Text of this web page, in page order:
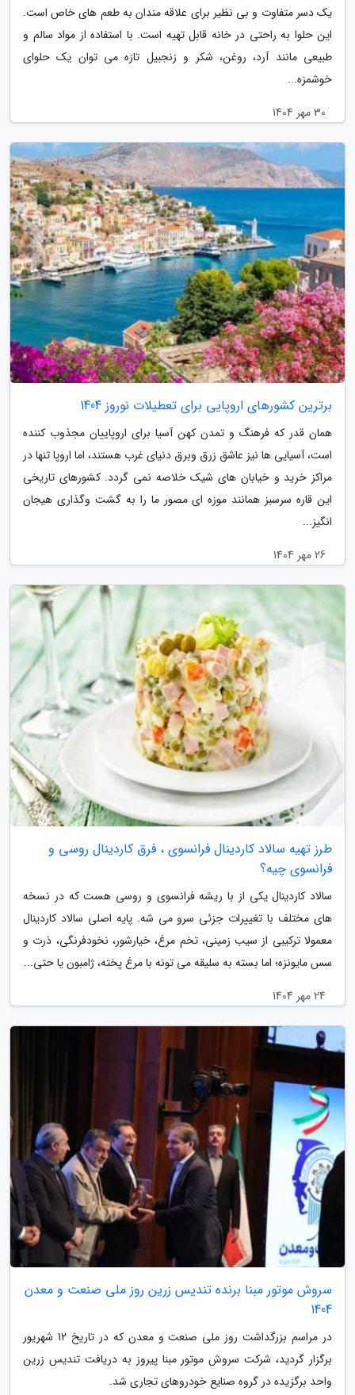
یک دسر متفاوت و بی نظیر برای علاقه مندان به طعم های خاص است.
این حلوا به راحتی در خانه قابل تهیه است. با استفاده از مواد سالم و
طبیعی مانند آرد، روغن، شکر و زنجبیل تازه می توان یک حلوای
خوشمزه...
30 مهر 1404
برترین کشورهای اروپایی برای تعطیلات نوروز 1404
همان قدر که فرهنگ و تمدن کهن آسیا برای اروپاییان مجذوب کننده
است، آسیایی ها نیز عاشق زرق وبرق دنیای غرب هستند، اما اروپا تنها در
مراکز خرید و خیابان های شیک خلاصه نمی گردد. کشورهای تاریخی
این قاره سرسبز همانند موزه ای مصور ما را به گشت وگذاری هیجان
انگیز...
26 مهر 1404
طرز تهیه سالاد کاردینال فرانسوی ، فرق کاردینال روسی و
فرانسوی چیه؟
سالاد کاردینال یکی از با ریشه فرانسوی و روسی هست که در نسخه
های مختلف با تغییرات جزئی سرو می شه. پایه اصلی سالاد کاردینال
معمولا ترکیبی از سیب زمینی، تخم مرغ، خیارشور، نخودفرنگی، ذرت و
سس مایونزه؛ اما بسته به سلیقه می تونه با مرغ پخته، ژامبون یا حتی...
24 مهر 1404
سروش موتور مبنا برنده تندیس زرین روز ملی صنعت و معدن
1404
در مراسم بزرگداشت روز ملی صنعت و معدن که در تاریخ 12 شهریور
برگزار گردید، شرکت سروش موتور مبنا پیروز به دریافت تندیس زرین
واحد برگزیده در گروه صنایع خودروهای تجاری شد.